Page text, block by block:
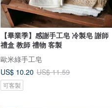
【畢業季】感謝手工皂 冷製皂 謝師
禮盒 教師 禮物 客製
歐米綠手工皂
US$ 10.20 US$ 11.59
可客製